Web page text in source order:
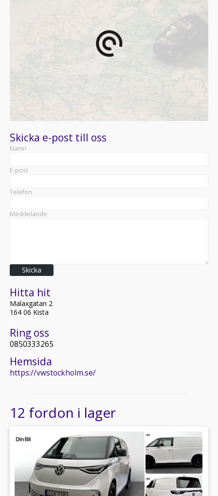
Skicka e-post till oss
Namn
E-post
Telefon
Meddelande
Skicka
Hitta hit
Malaxgatan 2
164 06 Kista
Ring oss
0850333265
Hemsida
https://vwstockholm.se/
12 fordon i lager